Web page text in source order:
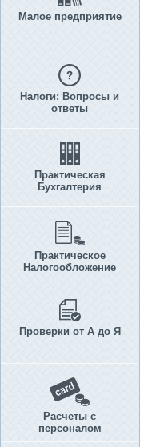
Малое предприятие
Налоги: Вопросы и
ответы
Практическая
Бухгалтерия
Практическое
Налогообложение
Проверки от А до Я
Расчеты с
персоналом